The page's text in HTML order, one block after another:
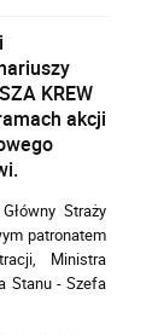
KREW
akcji
Straży
patronatem
Ministra
Stanu - Szefa